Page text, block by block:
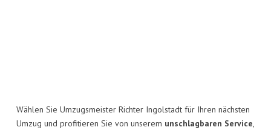
Wählen Sie Umzugsmeister Richter Ingolstadt für Ihren nächsten
Umzug und profitieren Sie von unserem unschlagbaren Service,